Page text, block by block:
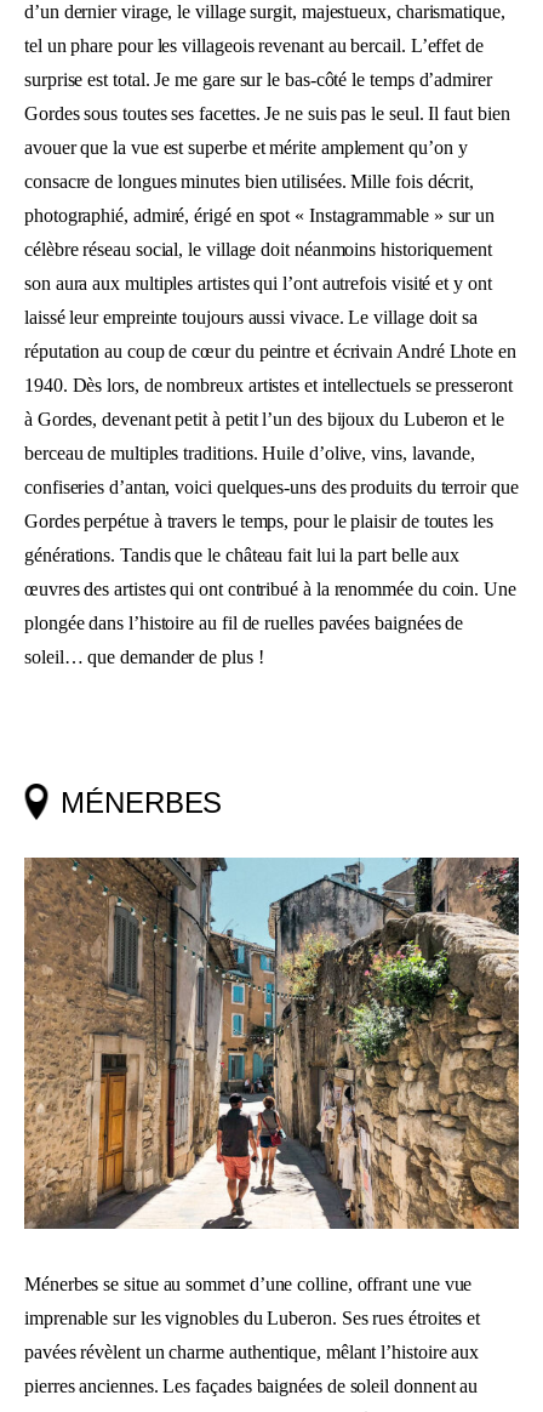
d’un dernier virage, le village surgit, majestueux, charismatique,
tel un phare pour les villageois revenant au bercail. L’effet de
surprise est total. Je me gare sur le bas-côté le temps d’admirer
Gordes sous toutes ses facettes. Je ne suis pas le seul. Il faut bien
avouer que la vue est superbe et mérite amplement qu’on y
consacre de longues minutes bien utilisées. Mille fois décrit,
photographié, admiré, érigé en spot « Instagrammable » sur un
célèbre réseau social, le village doit néanmoins historiquement
son aura aux multiples artistes qui l’ont autrefois visité et y ont
laissé leur empreinte toujours aussi vivace. Le village doit sa
réputation au coup de cœur du peintre et écrivain André Lhote en
1940. Dès lors, de nombreux artistes et intellectuels se presseront
à Gordes, devenant petit à petit l’un des bijoux du Luberon et le
berceau de multiples traditions. Huile d’olive, vins, lavande,
confiseries d’antan, voici quelques-uns des produits du terroir que
Gordes perpétue à travers le temps, pour le plaisir de toutes les
générations. Tandis que le château fait lui la part belle aux
œuvres des artistes qui ont contribué à la renommée du coin. Une
plongée dans l’histoire au fil de ruelles pavées baignées de
soleil… que demander de plus !
MÉNERBES
Ménerbes se situe au sommet d’une colline, offrant une vue
imprenable sur les vignobles du Luberon. Ses rues étroites et
pavées révèlent un charme authentique, mêlant l’histoire aux
pierres anciennes. Les façades baignées de soleil donnent au